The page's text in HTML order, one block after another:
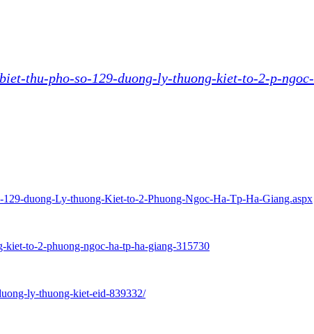
thu-pho-so-129-duong-ly-thuong-kiet-to-2-p-
duong-Ly-thuong-Kiet-to-2-Phuong-Ngoc-Ha-Tp-Ha-Giang.aspx
kiet-to-2-phuong-ngoc-ha-tp-ha-giang-315730
ly-thuong-kiet-eid-839332/